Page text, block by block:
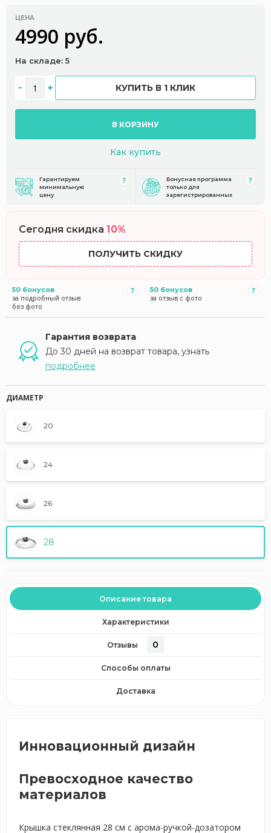
ЦЕНА
4990 руб.
На складе: 5
КУПИТЬ В 1 КЛИК
В КОРЗИНУ
Как купить
Гарантируем
минимальную
цену
Бонусная программа
только для
зарегистрированных
Сегодня скидка 10%
ПОЛУЧИТЬ СКИДКУ
50 бонусов
за подробный отзыв
без фото
50 бонусов
за отзыв с фото
Гарантия возврата
До 30 дней на возврат товара, узнать
подробнее
ДИАМЕТР
20
24
26
28
Описание товара
Характеристики
Отзывы 0
Способы оплаты
Доставка
Инновационный дизайн
Превосходное качество
материалов
Крышка стеклянная 28 см с арома-ручкой-дозатором